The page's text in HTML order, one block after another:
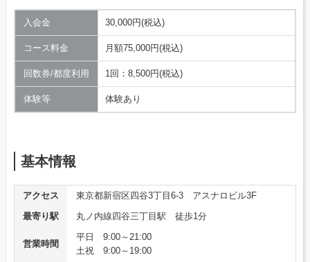
入会金 30,000円(税込)
コース料金 月額75,000円(税込)
回数券/都度利用 1回：8,500円(税込)
体験等 体験あり
基本情報
アクセス
東京都新宿区四谷3丁目6-3 アスナロビル3F
最寄り駅
丸ノ内線四谷三丁目駅 徒歩1分
営業時間
平日 9:00～21:00
土祝 9:00～19:00